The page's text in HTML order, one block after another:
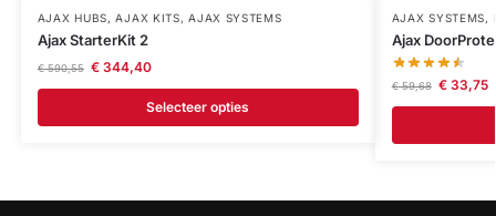
AJAX HUBS,AJAX KITS,AJAX SYSTEMS
Ajax StarterKit 2
€590,55 €344,40
Selecteer opties
AJAX SYSTEMS,
Ajax
€59,68 €33,75